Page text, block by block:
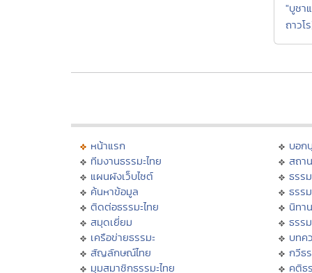
"บูชา
ถาวโ
หน้าแรก
ทีมงานธรรมะไทย
แผนผังเว็บไซต์
ค้นหาข้อมูล
ติดต่อธรรมะไทย
สมุดเยี่ยม
เครือข่ายธรรมะ
สัญลักษณ์ไทย
มุมสมาชิกธรรมะไทย
บอ
สถา
ธรร
ธรร
นิทา
ธรร
บทค
กวีธ
คติธ